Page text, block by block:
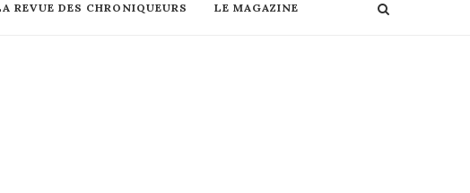
REVUE DES CHRONIQUEURS LE MAGAZINE